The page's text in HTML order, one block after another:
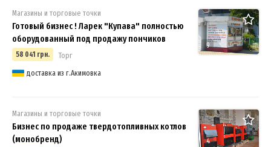
9
Магазины и торговые точки
Готовый бизнес ! Ларек "Купава" полностью
оборудованный под продажу пончиков
58 041 грн.
Торг
доставка из г.Акимовка
4
Магазины и торговые точки
Бизнес по продаже твердотопливных котлов
(монобренд)